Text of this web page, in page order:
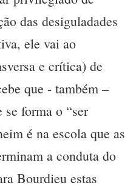
das desiguladades
ele vai ao
e crítica) de
que - também –
se forma o “ser
é na escola que as
a conduta do
Bourdieu estas